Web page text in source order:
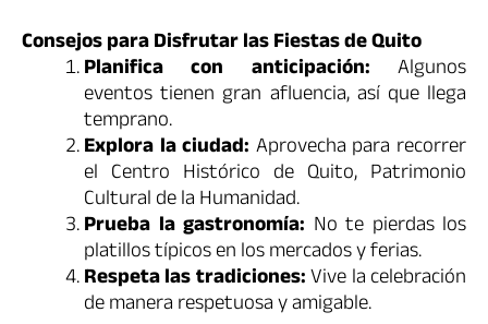
Consejos para Disfrutar las Fiestas de Quito
Planifica con anticipación: Algunos
eventos tienen gran afluencia, así que llega
temprano.
Explora la ciudad: Aprovecha para recorrer
el Centro Histórico de Quito, Patrimonio
Cultural de la Humanidad.
Prueba la gastronomía: No te pierdas los
platillos típicos en los mercados y ferias.
Respeta las tradiciones:Vive la celebración
de manera respetuosa y amigable.